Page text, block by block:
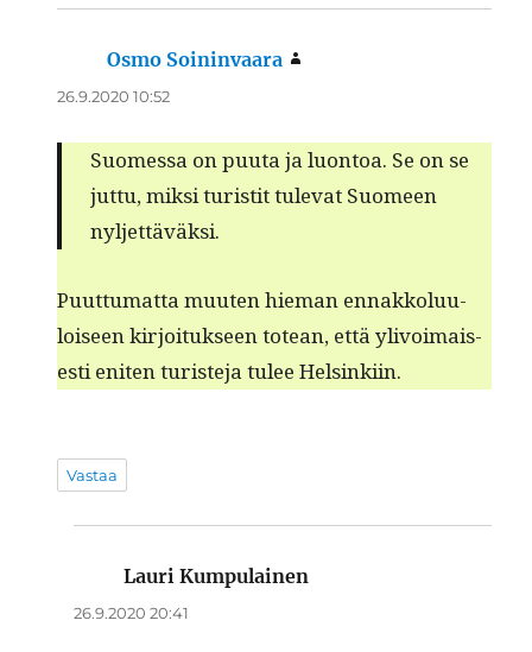
Osmo Soininvaara
26.9.2020 10:52
Suomes­sa on puu­ta ja luon­toa. Se on se
jut­tu, mik­si tur­is­tit tule­vat Suomeen
nyljettäväksi.
Puut­tumat­ta muuten hie­man ennakkolu­u­
loiseen kir­joituk­seen totean, että ylivoimais­
es­ti eniten tur­is­te­ja tulee Helsinkiin.
Vastaa
Lauri Kumpulainen
26.9.2020 20:41